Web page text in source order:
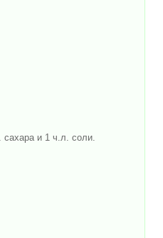
сахара и 1 ч.л. соли.